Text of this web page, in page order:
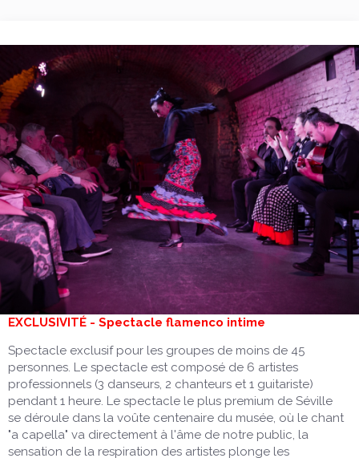
EXCLUSIVITÉ - Spectacle flamenco intime
Spectacle exclusif pour les groupes de moins de 45
personnes. Le spectacle est composé de 6 artistes
professionnels (3 danseurs, 2 chanteurs et 1 guitariste)
pendant 1 heure. Le spectacle le plus premium de Séville
se déroule dans la voûte centenaire du musée, où le chant
"a capella" va directement à l'âme de notre public, la
sensation de la respiration des artistes plonge les